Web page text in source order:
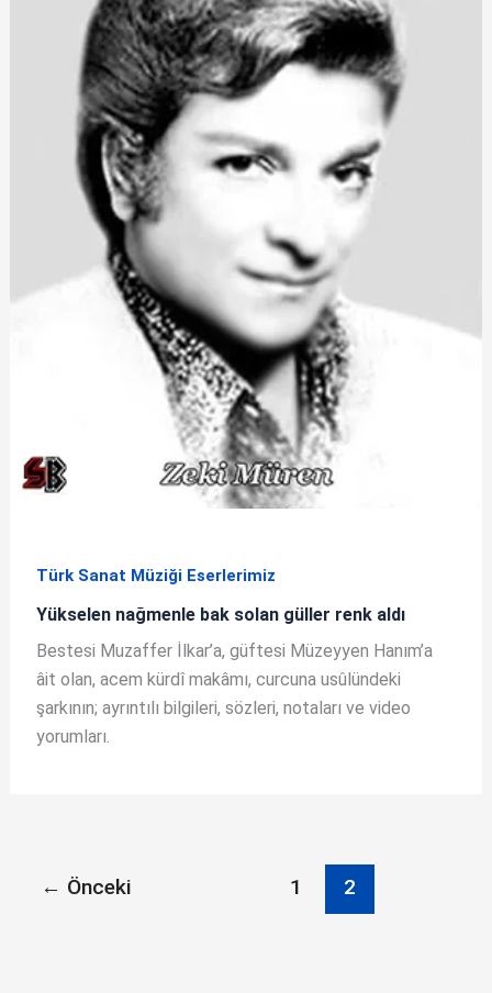
Türk Sanat Müziği Eserlerimiz
Yükselen nağmenle bak solan güller renk aldı
Bestesi Muzaffer İlkar’a, güftesi Müzeyyen Hanım’a
âit olan, acem kürdî makâmı, curcuna usûlündeki
şarkının; ayrıntılı bilgileri, sözleri, notaları ve video
yorumları.
← Önceki 1 2